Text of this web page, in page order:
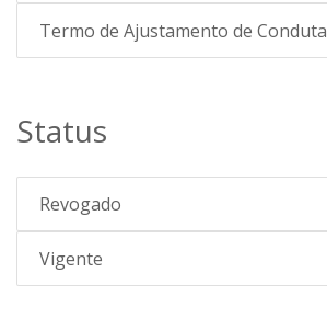
Termo de Ajustamento de Conduta
Status
Revogado
Vigente